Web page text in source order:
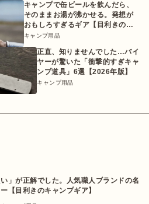
キャンプで缶ビールを飲んだら、
そのままお湯が沸かせる。発想が
おもしろすぎるギア【目利きのキ
ャンプギア】
キャンプ用品
正直、知りませんでした…バイ
ヤーが驚いた「衝撃的すぎキャ
ンプ道具」6選【2026年版】
キャンプ用品
」が正解でした。人気職人ブランドの名
【目利きのキャンプギア】